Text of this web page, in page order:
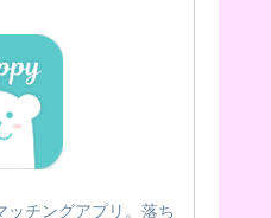
ッチングアプリ。落ち